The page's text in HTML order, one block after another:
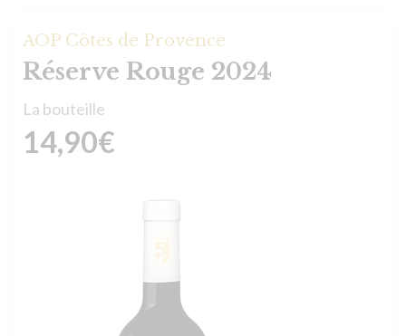
AOP Côtes de Provence
Réserve Rouge 2024
La bouteille
14,90€